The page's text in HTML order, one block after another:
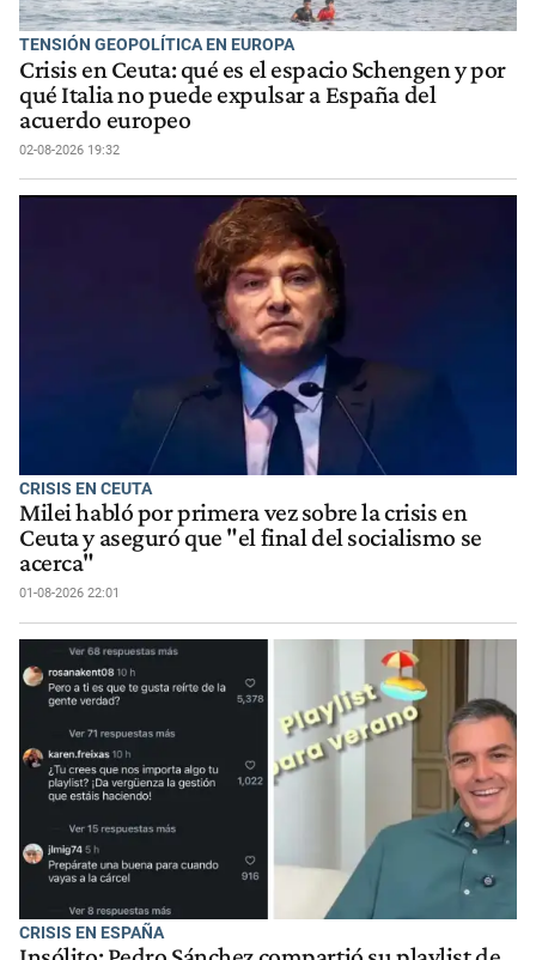
TENSIÓN GEOPOLÍTICA EN EUROPA
Crisis en Ceuta: qué es el espacio Schengen y por
qué Italia no puede expulsar a España del
acuerdo europeo
02-08-2026 19:32
CRISIS EN CEUTA
Milei habló por primera vez sobre la crisis en
Ceuta y aseguró que "el final del socialismo se
acerca"
01-08-2026 22:01
CRISIS EN ESPAÑA